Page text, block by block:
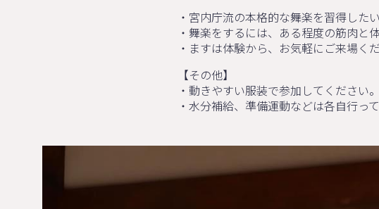
・宮内庁流の本格的な舞楽を習得した
・舞楽をするには、ある程度の筋肉と
・ますは体験から、お気軽にご来場くだ
【その他】
・動きやすい服装で参加してください。
・水分補給、準備運動などは各自行っ